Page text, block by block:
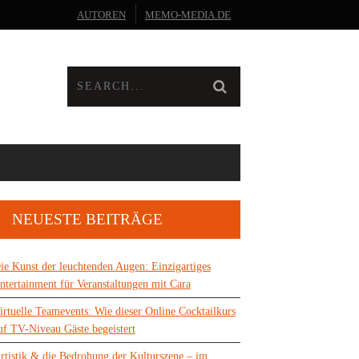
AUTOREN MEMO-MEDIA.DE
NEUESTE BEITRÄGE
Kunst der leuchtenden Augen: Einzigartiges
für Veranstaltungen mit Cara
Teamevents: Wie dieser Online Cocktailkurs
TV-Niveau Gäste begeistert
& die Bedrohung der Kulturszene – im